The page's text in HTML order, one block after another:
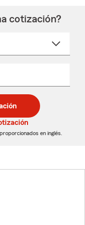
cotización?
en inglés.